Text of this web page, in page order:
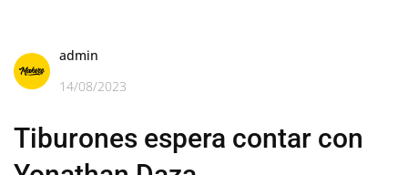
admin
14/08/2023
Tiburones espera contar con